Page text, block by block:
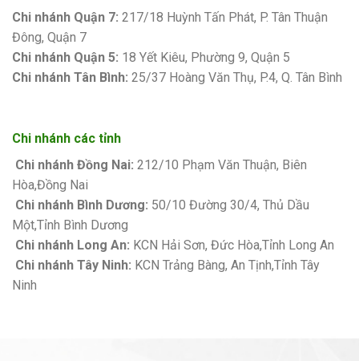
Chi nhánh Quận 7: 217/18 Huỳnh Tấn Phát, P. Tân Thuận
Đông, Quận 7
Chi nhánh Quận 5: 18 Yết Kiêu, Phường 9, Quận 5
Chi nhánh Tân Bình: 25/37 Hoàng Văn Thụ, P.4, Q. Tân Bình
Chi nhánh các tỉnh
Chi nhánh Đồng Nai: 212/10 Phạm Văn Thuận, Biên
Hòa,Đồng Nai
Chi nhánh Bình Dương: 50/10 Đường 30/4, Thủ Dầu
Một,Tỉnh Bình Dương
Chi nhánh Long An: KCN Hải Sơn, Đức Hòa,Tỉnh Long An
Chi nhánh Tây Ninh: KCN Trảng Bàng, An Tịnh,Tỉnh Tây
Ninh